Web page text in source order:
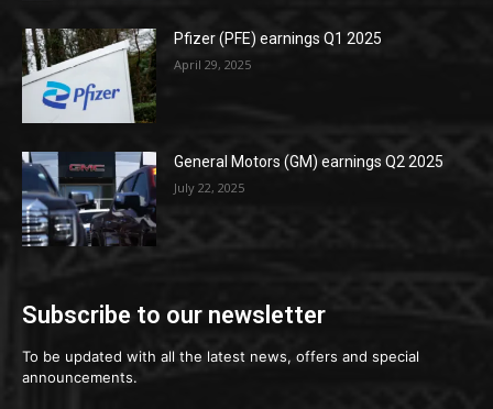
Pfizer (PFE) earnings Q1 2025
April 29, 2025
General Motors (GM) earnings Q2 2025
July 22, 2025
Subscribe to our newsletter
To be updated with all the latest news, offers and special
announcements.